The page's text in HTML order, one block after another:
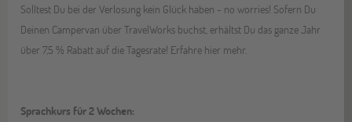
Solltest Du bei der Verlosung kein Glück haben - no worries! Sofern Du
Deinen Campervan über TravelWorks buchst, erhältst Du das ganze Jahr
über 7,5 % Rabatt auf die Tagesrate! Erfahre hier mehr.
Sprachkurs für 2 Wochen: